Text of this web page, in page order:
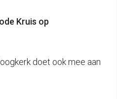
Kruis op
doet ook mee aan